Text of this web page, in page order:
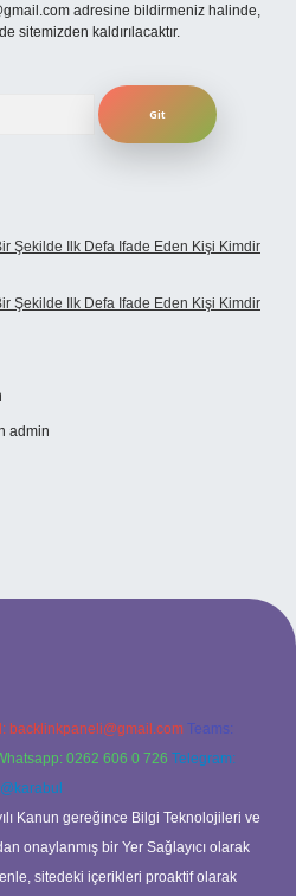
adresine bildirmeniz halinde,
sitemizden kaldırılacaktır.
Şekilde Ilk Defa Ifade Eden Kişi Kimdir
Şekilde Ilk Defa Ifade Eden Kişi Kimdir
admin
backlinkpaneli@gmail.com Teams:
0262 606 0 726 Telegram:
@karabul
Kanun gereğince Bilgi Teknolojileri ve
onaylanmış bir Yer Sağlayıcı olarak
sitedeki içerikleri proaktif olarak